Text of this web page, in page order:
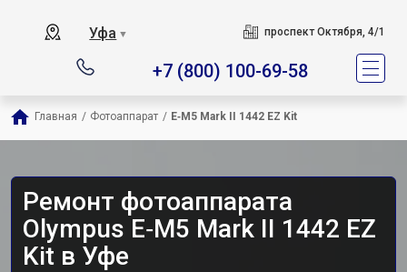
Уфа ▼ проспект Октября, 4/1
+7 (800) 100-69-58
Главная / Фотоаппарат / E‑M5 Mark II 1442 EZ Kit
Ремонт фотоаппарата
Olympus E‑M5 Mark II 1442 EZ
Kit в Уфе